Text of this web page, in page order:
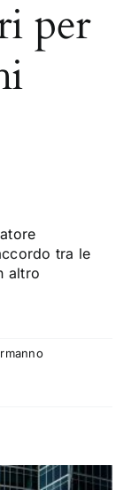
per
tra le
altro